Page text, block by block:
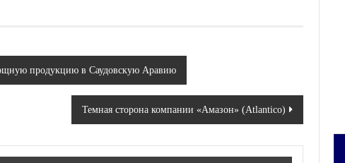
продукцию в Саудовскую Аравию
Темная сторона компании «Амазон» (Atlantico)